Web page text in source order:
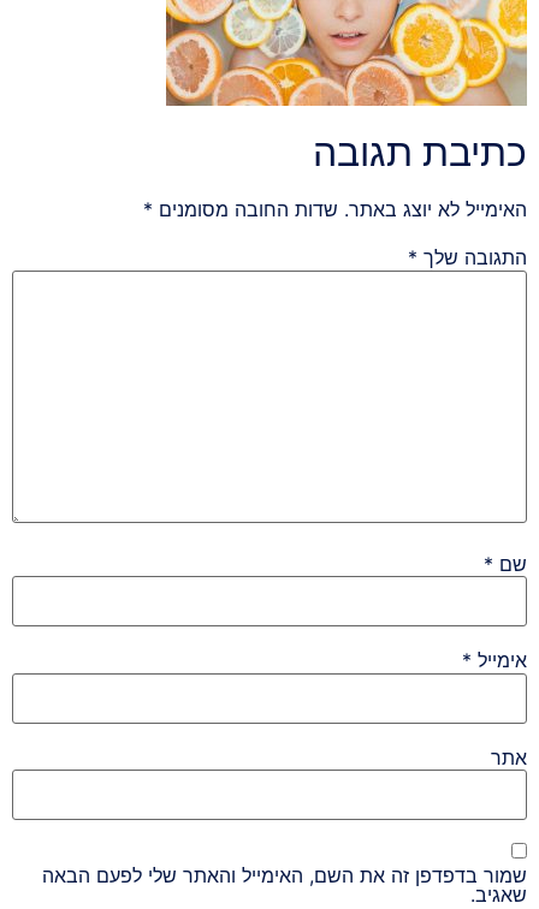
כתיבת תגובה
האימייל לא יוצג באתר. שדות החובה מסומנים *
התגובה שלך *
שם *
אימייל *
אתר
שמור בדפדפן זה את השם, האימייל והאתר שלי לפעם הבאה
שאגיב.